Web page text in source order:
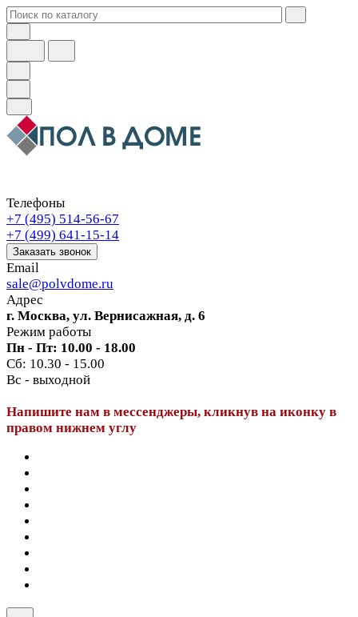
Телефоны
+7 (495) 514-56-67
+7 (499) 641-15-14
Заказать звонок
Email
sale@polvdome.ru
Адрес
г. Москва, ул. Вернисажная, д. 6
Режим работы
Пн - Пт: 10.00 - 18.00
Сб: 10.30 - 15.00
Вс - выходной
Напишите нам в мессенджеры, кликнув на иконку в
правом нижнем углу